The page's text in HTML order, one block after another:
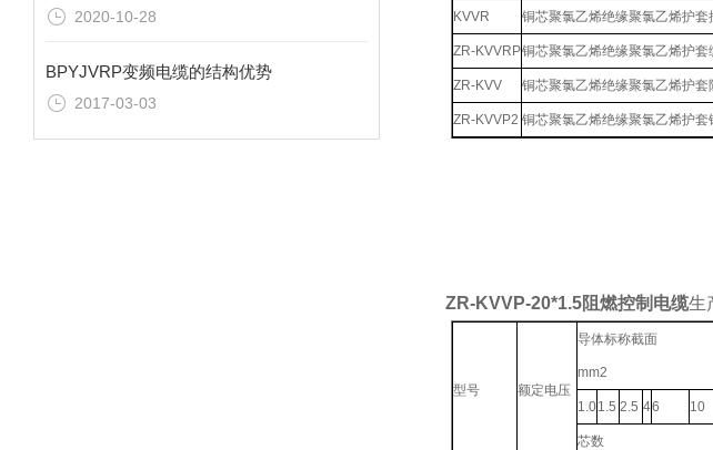
2020-10-28
BPYJVRP变频电缆的结构优势
2017-03-03
KVVR 铜芯聚氯乙烯绝缘聚氯乙烯护套
ZR-KVVRP铜芯聚氯乙烯绝缘聚氯乙烯护
ZR-KVV 铜芯聚氯乙烯绝缘聚氯乙烯护套
ZR-KVVP2 铜芯聚氯乙烯绝缘聚氯乙烯护
ZR-KVVP-20*1.5阻燃控制电缆生
型号 额定电压
导体标称截面
mm2
1.01.5 2.5 46 10
芯数